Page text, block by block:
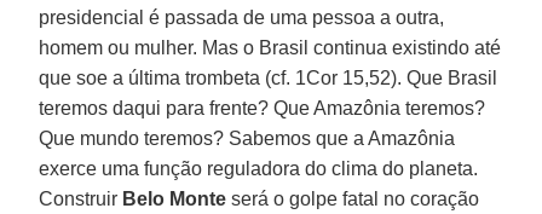
presidencial é passada de uma pessoa a outra,
homem ou mulher. Mas o Brasil continua existindo até
que soe a última trombeta (cf. 1Cor 15,52). Que Brasil
teremos daqui para frente? Que Amazônia teremos?
Que mundo teremos? Sabemos que a Amazônia
exerce uma função reguladora do clima do planeta.
Construir Belo Monte será o golpe fatal no coração